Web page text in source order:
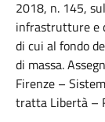
2018, n. 145,
infrastrutture e
di cui al fondo
di massa.
Firenze –
tratta Libertà –